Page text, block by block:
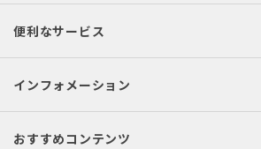
便利なサービス
インフォメーション
おすすめコンテンツ